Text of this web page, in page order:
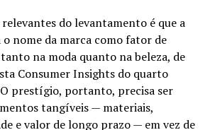
relevantes do levantamento é que a
o nome da marca como fator de
na moda quanto na beleza, de
Consumer Insights do quarto
prestígio, portanto, precisa ser
tangíveis — materiais,
e valor de longo prazo — em vez de